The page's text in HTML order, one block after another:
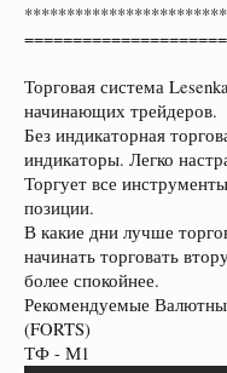
Торговая система
начинающих трейдеров.
Без индикаторная
индикаторы. Легко
Торгует все
позиции.
В какие дни лучше
начинать торговать
более спокойнее.
Рекомендуемые
(FORTS)
ТФ - М1